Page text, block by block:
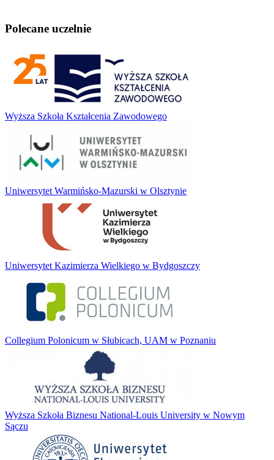
Polecane uczelnie
Wyższa Szkoła Kształcenia Zawodowego
Uniwersytet Warmińsko-Mazurski w Olsztynie
Uniwersytet Kazimierza Wielkiego w Bydgoszczy
Collegium Polonicum w Słubicach, UAM w Poznaniu
Wyższa Szkoła Biznesu National-Louis University w Nowym
Sączu